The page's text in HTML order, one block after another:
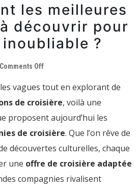
les meilleures
découvrir pour
?
Comments Offon
les
croisières
découvrir
pour
un
voyage
inoubliable
?
vagues tout en explorant de
de croisière, voilà une
proposent aujourd’hui les
de croisière. Que l’on rêve de
découvertes culturelles, chaque
une offre de croisière adaptée
compagnies rivalisent